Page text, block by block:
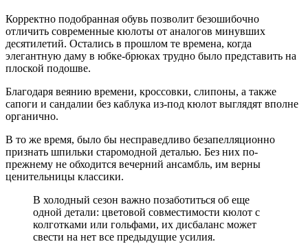
Корректно подобранная обувь позволит безошибочно
отличить современные кюлоты от аналогов минувших
десятилетий. Остались в прошлом те времена, когда
элегантную даму в юбке-брюках трудно было представить на
плоской подошве.
Благодаря веянию времени, кроссовки, слипоны, а также
сапоги и сандалии без каблука из-под кюлот выглядят вполне
органично.
В то же время, было бы несправедливо безапелляционно
признать шпильки старомодной деталью. Без них по-
прежнему не обходится вечерний ансамбль, им верны
ценительницы классики.
В холодный сезон важно позаботиться об еще
одной детали: цветовой совместимости кюлот с
колготками или гольфами, их дисбаланс может
свести на нет все предыдущие усилия.